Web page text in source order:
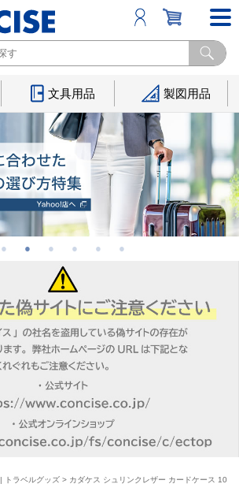
文具用品 製図用品
トラベルグッズ> カダケス シュリンクレザー カードケース 10